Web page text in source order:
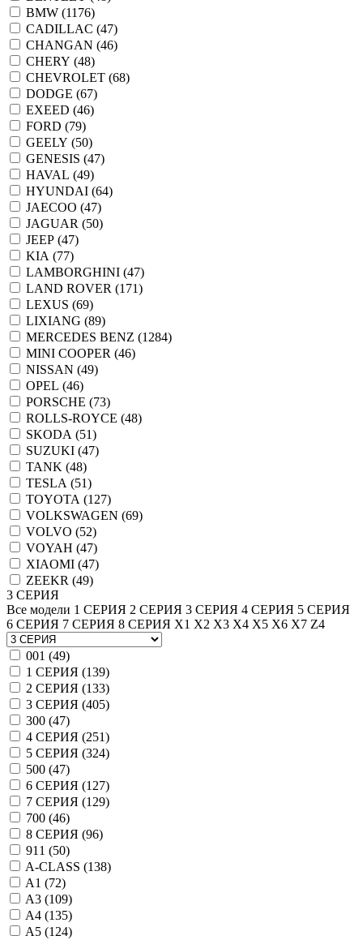
BMW (1176)
CADILLAC (47)
CHANGAN (46)
CHERY (48)
CHEVROLET (68)
DODGE (67)
EXEED (46)
FORD (79)
GEELY (50)
GENESIS (47)
HAVAL (49)
HYUNDAI (64)
JAECOO (47)
JAGUAR (50)
JEEP (47)
KIA (77)
LAMBORGHINI (47)
LAND ROVER (171)
LEXUS (69)
LIXIANG (89)
MERCEDES BENZ (1284)
MINI COOPER (46)
NISSAN (49)
OPEL (46)
PORSCHE (73)
ROLLS-ROYCE (48)
SKODA (51)
SUZUKI (47)
TANK (48)
TESLA (51)
TOYOTA (127)
VOLKSWAGEN (69)
VOLVO (52)
VOYAH (47)
XIAOMI (47)
ZEEKR (49)
3 СЕРИЯ
Все модели 1 СЕРИЯ 2 СЕРИЯ 3 СЕРИЯ 4 СЕРИЯ 5 СЕРИЯ
6 СЕРИЯ 7 СЕРИЯ 8 СЕРИЯ X1 X2 X3 X4 X5 X6 X7 Z4
001 (49)
1 СЕРИЯ (139)
2 СЕРИЯ (133)
3 СЕРИЯ (405)
300 (47)
4 СЕРИЯ (251)
5 СЕРИЯ (324)
500 (47)
6 СЕРИЯ (127)
7 СЕРИЯ (129)
700 (46)
8 СЕРИЯ (96)
911 (50)
A-CLASS (138)
A1 (72)
A3 (109)
A4 (135)
A5 (124)